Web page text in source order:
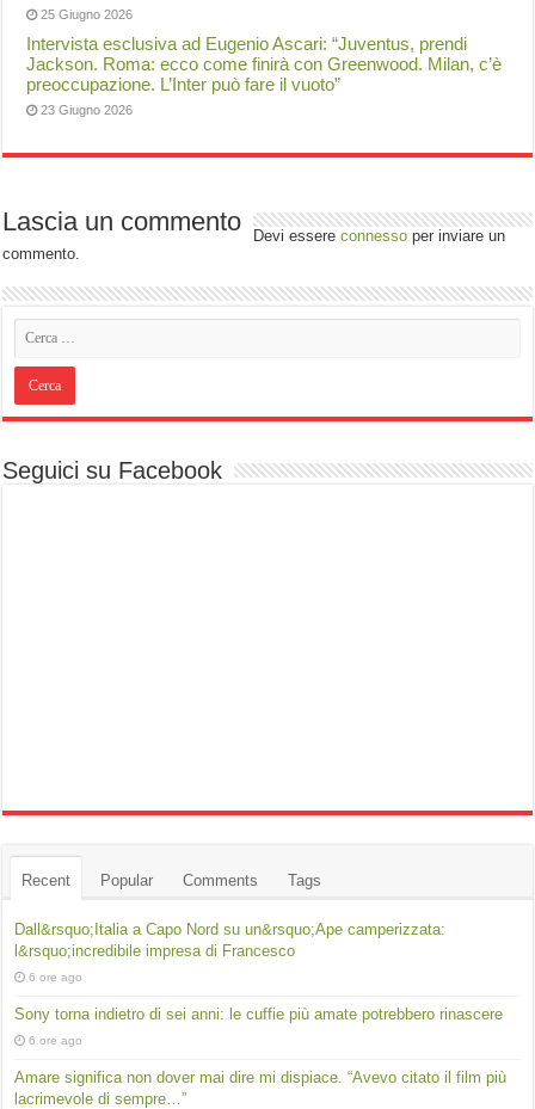
25 Giugno 2026
Intervista esclusiva ad Eugenio Ascari: “Juventus, prendi
Jackson. Roma: ecco come finirà con Greenwood. Milan, c’è
preoccupazione. L’Inter può fare il vuoto”
23 Giugno 2026
Lascia un commento Devi essereconnesso per inviare un
commento.
Seguici su Facebook
Recent Popular Comments Tags
Dall&rsquo;Italia a Capo Nord su un&rsquo;Ape camperizzata:
l&rsquo;incredibile impresa di Francesco
6 ore ago
Sony torna indietro di sei anni: le cuffie più amate potrebbero rinascere
6 ore ago
Amare significa non dover mai dire mi dispiace. “Avevo citato il film più
lacrimevole di sempre…”